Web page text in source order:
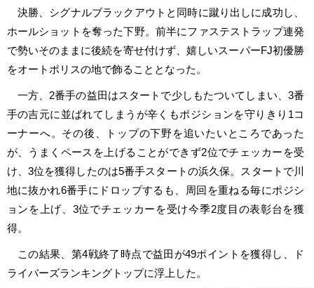
決勝、シグナルブラックアウトと同時に蹴り出しに成功し、
ホールショットを奪った下野。前半にファステストラップ連発
で勢いそのままに後続を寄せ付けず、嬉しいスーパーFJ初優勝
をオートポリスの地で飾ることとなった。
一方、2番手の益田はスタートで少しもたついてしまい、3番
手の吉元に並ばれてしまうが辛くもポジションを守りきり1コ
ーナーへ。その後、トップの下野を追いたいところであった
が、うまくペースを上げることができず2位でチェッカーを受
け、3位を獲得したのは5番手スタートの浜久保。スタートで川
地に抜かれ6番手にドロップするも、周回を重ねる毎にポジシ
ョンを上げ、3位でチェッカーを受け今季2度目の表彰台を獲
得。
この結果、第4戦終了時点で益田が49ポイントを獲得し、ド
ライバーズランキングトップに浮上した。